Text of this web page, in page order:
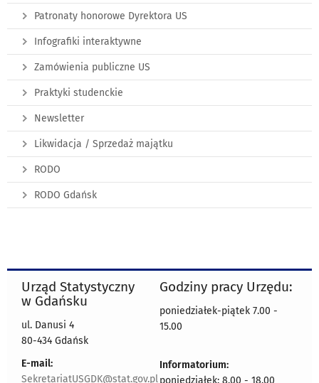
Patronaty honorowe Dyrektora US
Infografiki interaktywne
Zamówienia publiczne US
Praktyki studenckie
Newsletter
Likwidacja / Sprzedaż majątku
RODO
RODO Gdańsk
Urząd Statystyczny
w Gdańsku
ul. Danusi 4
80-434 Gdańsk
E-mail:
SekretariatUSGDK@stat.gov.pl
Godziny pracy Urzędu:
poniedziałek-piątek 7.00 -
15.00
Informatorium:
poniedziałek: 8.00 - 18.00